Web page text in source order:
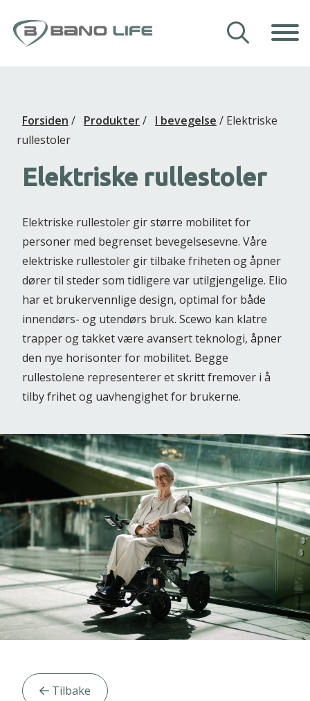
Veiledning
Kontakt oss
Forsiden / Produkter/ I bevegelse / Elektriske
rullestoler
Elektriske rullestoler
Elektriske rullestoler gir større mobilitet for
personer med begrenset bevegelsesevne. Våre
elektriske rullestoler gir tilbake friheten og åpner
dører til steder som tidligere var utilgjengelige. Elio
har et brukervennlige design, optimal for både
innendørs- og utendørs bruk. Scewo kan klatre
trapper og takket være avansert teknologi, åpner
den nye horisonter for mobilitet. Begge
rullestolene representerer et skritt fremover i å
tilby frihet og uavhengighet for brukerne.
Artikler
Tilbake